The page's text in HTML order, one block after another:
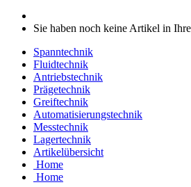
Sie haben noch keine Artikel in
Spanntechnik
Fluidtechnik
Antriebstechnik
Prägetechnik
Greiftechnik
Automatisierungstechnik
Messtechnik
Lagertechnik
Artikelübersicht
Home
Home